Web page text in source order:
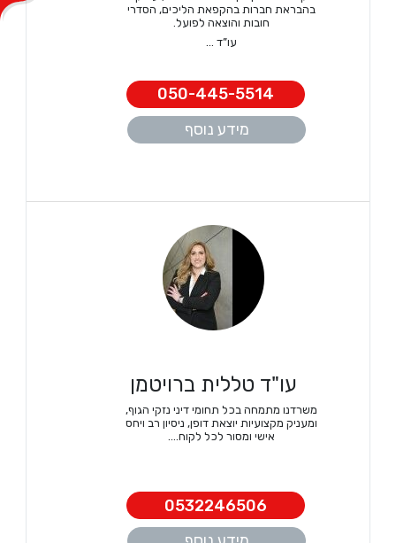
בהבראת חברות בהקפאת הליכים, הסדרי
חובות והוצאה לפועל.
עו”ד ...
050-445-5514
מידע נוסף
עו"ד טללית ברויטמן
משרדנו מתמחה בכל תחומי דיני נזקי הגוף,
ומעניק מקצועיות יוצאת דופן, ניסיון רב ויחס
אישי ומסור לכל לקוח....
0532246506